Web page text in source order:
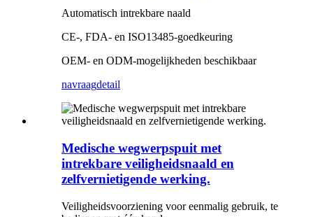
Automatisch intrekbare naald
CE-, FDA- en ISO13485-goedkeuring
OEM- en ODM-mogelijkheden beschikbaar
navraagdetail
Medische wegwerpspuit met
intrekbare veiligheidsnaald en
zelfvernietigende werking.
Veiligheidsvoorziening voor eenmalig gebruik, te